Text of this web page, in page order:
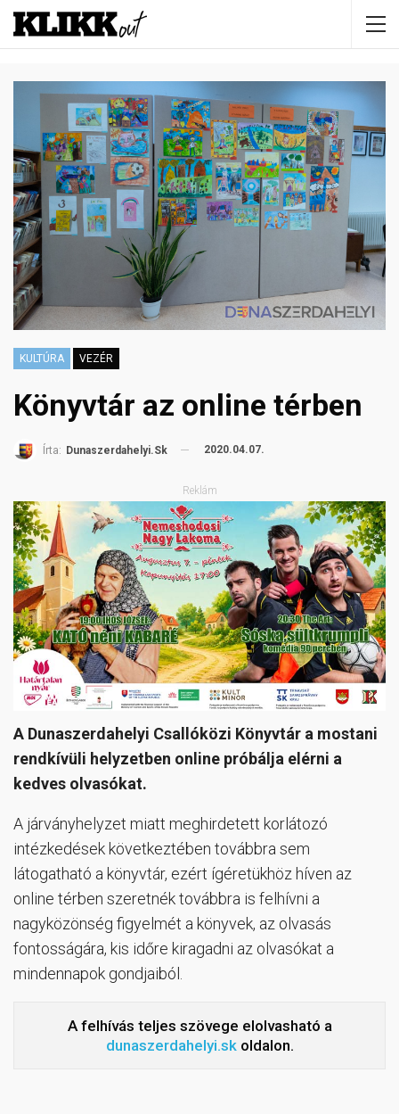
KULTÚRA VEZÉR
Könyvtár az online térben
Írta: Dunaszerdahelyi.sk 2020.04.07.
Reklám
A Dunaszerdahelyi Csallóközi Könyvtár a mostani
rendkívüli helyzetben online próbálja elérni a
kedves olvasókat.
A járványhelyzet miatt meghirdetett korlátozó
intézkedések következtében továbbra sem
látogatható a könyvtár, ezért ígéretükhöz híven az
online térben szeretnék továbbra is felhívni a
nagyközönség figyelmét a könyvek, az olvasás
fontosságára, kis időre kiragadni az olvasókat a
mindennapok gondjaiból.
A felhívás teljes szövege elolvasható a
dunaszerdahelyi.sk oldalon.